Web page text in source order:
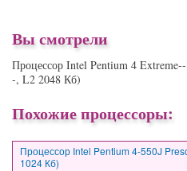
Вы смотрели
Процессор Intel Pentium 4
-, L2 2048 Кб)
Похожие процессоры:
Процессор Intel Pentium 4-550J
1024 Кб)